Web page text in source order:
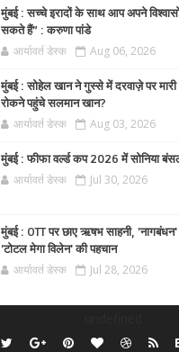
मुंबई : सच्चे इरादों के साथ आप अपने
सकते हैं” : करुणा पांडे
आर्यावर्त डेस्क Aug 06, 2026
मुंबई : सोहेल खान ने गुस्से में दरवाज़े पर
रोकने पहुंचे सलमान खान?
आर्यावर्त डेस्क Aug 03, 2026
मुंबई : फीफा वर्ल्ड कप 2026 में सोनिया
आर्यावर्त डेस्क Jul 30, 2026
मुंबई : OTT पर छाए ऋषभ साहनी,
'टोटल मेगा विलेन' की पहचान
आर्यावर्त डेस्क Jul 28, 2026